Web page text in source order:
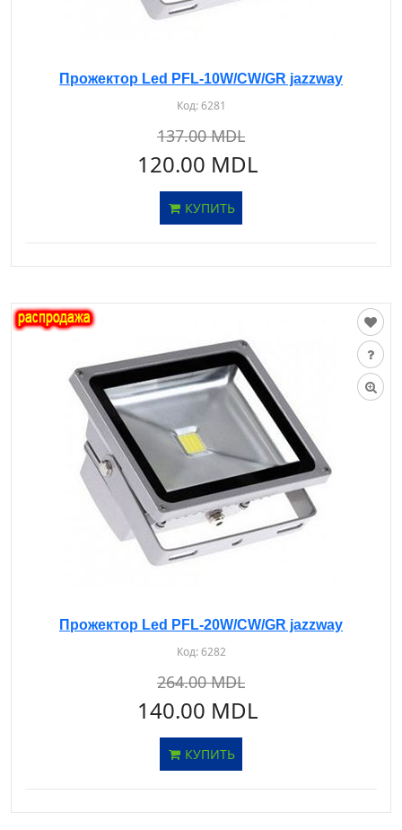
Прожектор Led PFL-10W/CW/GR jazzway
Код:6281
137.00 MDL
120.00 MDL
КУПИТЬ
Прожектор Led PFL-20W/CW/GR jazzway
Код:6282
264.00 MDL
140.00 MDL
КУПИТЬ